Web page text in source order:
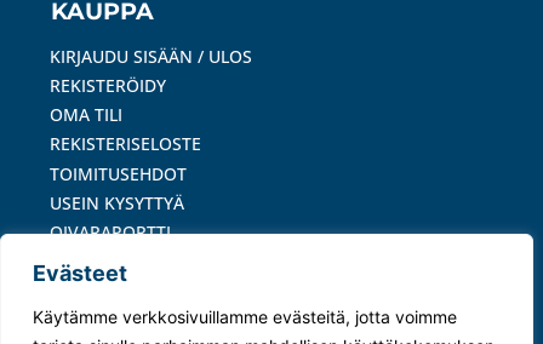
Evästeet
Käytämme verkkosivuillamme evästeitä, jotta voimme
KAUPPA
KIRJAUDU SISÄÄN / ULOS
REKISTERÖIDY
OMA TILI
REKISTERISELOSTE
TOIMITUSEHDOT
USEIN KYSYTTYÄ
OIVARAPORTTI
MAKSUTAVAT